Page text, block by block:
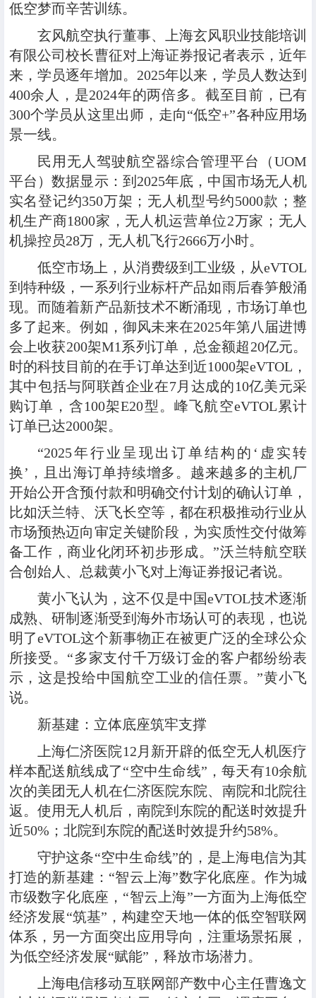
低空梦而辛苦训练。
玄风航空执行董事、上海玄风职业技能培训
有限公司校长曹征对上海证券报记者表示，近年
来，学员逐年增加。2025年以来，学员人数达到
400余人，是2024年的两倍多。截至目前，已有
300个学员从这里出师，走向“低空+”各种应用场
景一线。
民用无人驾驶航空器综合管理平台（UOM
平台）数据显示：到2025年底，中国市场无人机
实名登记约350万架；无人机型号约5000款；整
机生产商1800家，无人机运营单位2万家；无人
机操控员28万，无人机飞行2666万小时。
低空市场上，从消费级到工业级，从eVTOL
到特种级，一系列行业标杆产品如雨后春笋般涌
现。而随着新产品新技术不断涌现，市场订单也
多了起来。例如，御风未来在2025年第八届进博
会上收获200架M1系列订单，总金额超20亿元。
时的科技目前的在手订单达到近1000架eVTOL，
其中包括与阿联酋企业在7月达成的10亿美元采
购订单，含100架E20型。峰飞航空eVTOL累计
订单已达2000架。
“2025年行业呈现出订单结构的‘虚实转
换’，且出海订单持续增多。越来越多的主机厂
开始公开含预付款和明确交付计划的确认订单，
比如沃兰特、沃飞长空等，都在积极推动行业从
市场预热迈向审定关键阶段，为实质性交付做筹
备工作，商业化闭环初步形成。”沃兰特航空联
合创始人、总裁黄小飞对上海证券报记者说。
黄小飞认为，这不仅是中国eVTOL技术逐渐
成熟、研制逐渐受到海外市场认可的表现，也说
明了eVTOL这个新事物正在被更广泛的全球公众
所接受。“多家支付千万级订金的客户都纷纷表
示，这是投给中国航空工业的信任票。”黄小飞
说。
新基建：立体底座筑牢支撑
上海仁济医院12月新开辟的低空无人机医疗
样本配送航线成了“空中生命线”，每天有10余航
次的美团无人机在仁济医院东院、南院和北院往
返。使用无人机后，南院到东院的配送时效提升
近50%；北院到东院的配送时效提升约58%。
守护这条“空中生命线”的，是上海电信为其
打造的新基建：“智云上海”数字化底座。作为城
市级数字化底座，“智云上海”一方面为上海低空
经济发展“筑基”，构建空天地一体的低空智联网
体系，另一方面突出应用导向，注重场景拓展，
为低空经济发展“赋能”，释放市场潜力。
上海电信移动互联网部产数中心主任曹逸文